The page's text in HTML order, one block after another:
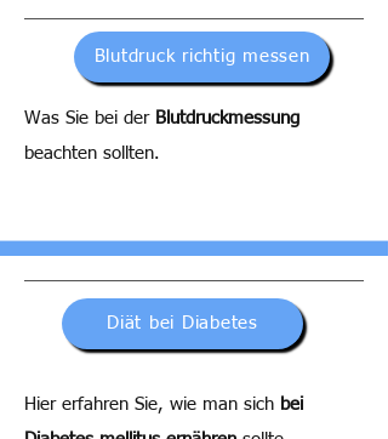
Blutdruck richtig messen
Was Sie bei der Blutdruckmessung
beachten sollten.
Diät bei Diabetes
Hier erfahren Sie, wie man sich bei